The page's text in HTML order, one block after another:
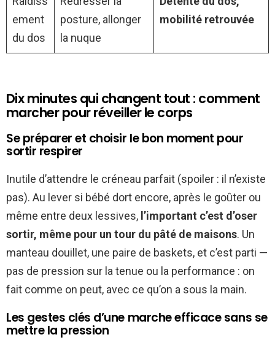
ement
du dos
posture, allonger
la nuque
mobilité retrouvée
Dix minutes qui changent tout : comment
marcher pour réveiller le corps
Se préparer et choisir le bon moment pour
sortir respirer
Inutile d’attendre le créneau parfait (spoiler : il n’existe
pas). Au lever si bébé dort encore, après le goûter ou
même entre deux lessives, l’important c’est d’oser
sortir, même pour un tour du pâté de maisons. Un
manteau douillet, une paire de baskets, et c’est parti —
pas de pression sur la tenue ou la performance : on
fait comme on peut, avec ce qu’on a sous la main.
Les gestes clés d’une marche efficace sans se
mettre la pression